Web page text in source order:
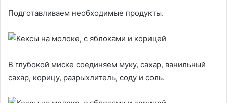
Подготавливаем необходимые продукты.
В глубокой миске соединяем муку, сахар, ванильный
сахар, корицу, разрыхлитель, соду и соль.